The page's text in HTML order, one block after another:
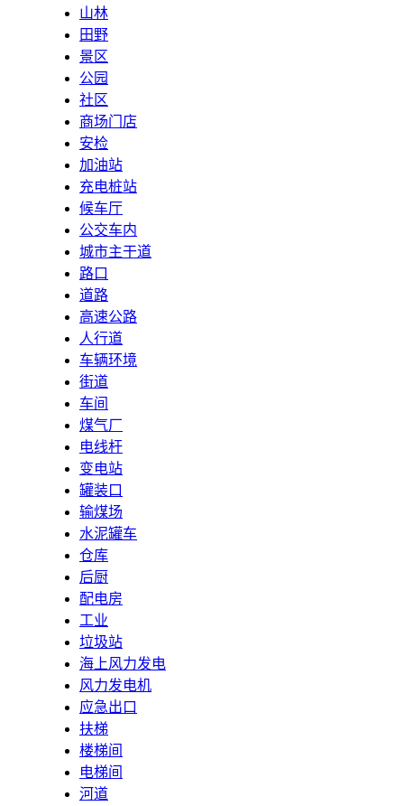
山林
田野
景区
公园
社区
商场门店
安检
加油站
充电桩站
候车厅
公交车内
城市主干道
路口
道路
高速公路
人行道
车辆环境
街道
车间
煤气厂
电线杆
变电站
罐装口
输煤场
水泥罐车
仓库
后厨
配电房
工业
垃圾站
海上风力发电
风力发电机
应急出口
扶梯
楼梯间
电梯间
河道